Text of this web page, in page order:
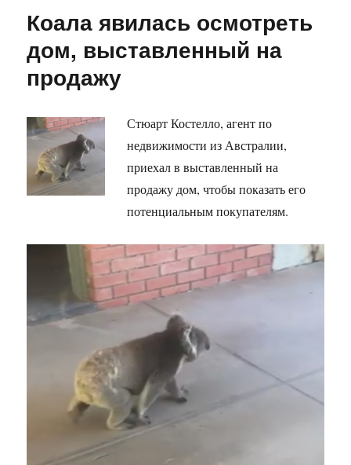
Коала явилась осмотреть
дом, выставленный на
продажу
Стюарт Костелло, агент по
недвижимости из Австралии,
приехал в выставленный на
продажу дом, чтобы показать его
потенциальным покупателям.